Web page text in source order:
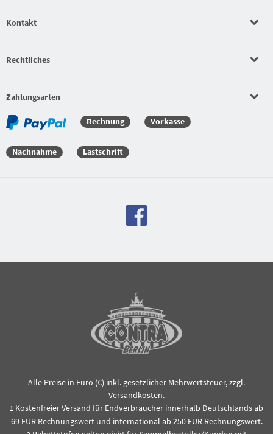
Schlägerkonfigurator
Beläge
Bekleidungssets
Bekleidungssets
Versandkostenfreie Bestellung
Kontakt
Rechtliches
Zahlungsarten
Rechnung Vorkasse
Nachnahme Lastschrift
Alle Preise in Euro (€) inkl. gesetzlicher Mehrwertsteuer, zzgl.
Versandkosten.
1 Kostenfreier Versand für Endverbraucher innerhalb Deutschlands ab
69 EUR Rechnungswert und international ab 250 EUR Rechnungswert.